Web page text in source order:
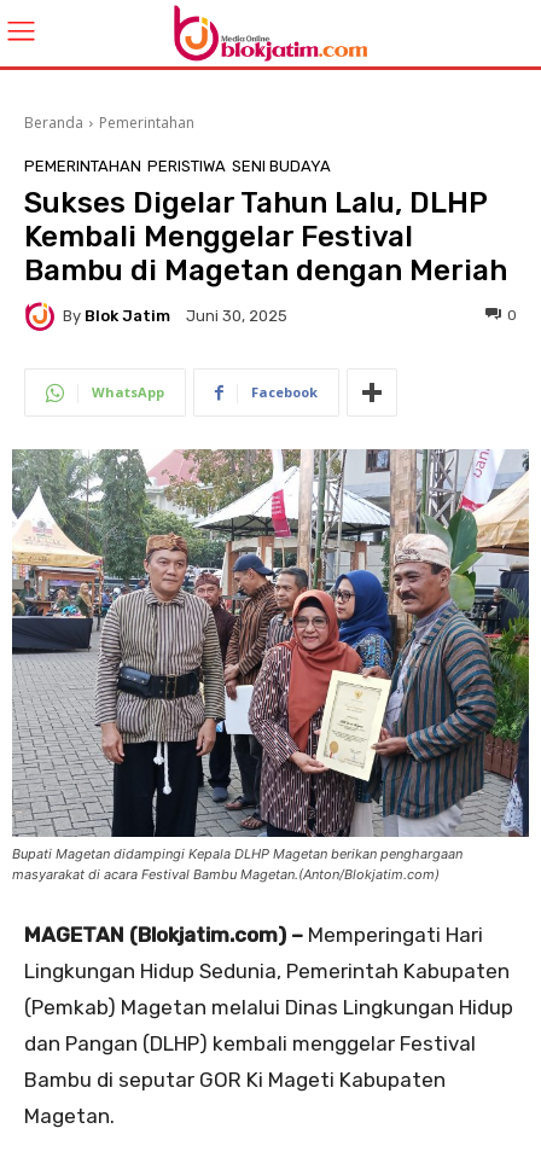
Beranda Pemerintahan
PEMERINTAHAN PERISTIWA SENI BUDAYA
Sukses Digelar Tahun Lalu, DLHP
Kembali Menggelar Festival
Bambu di Magetan dengan Meriah
By Blok Jatim Juni 30, 2025 0
WhatsApp Facebook
Bupati Magetan didampingi Kepala DLHP Magetan berikan penghargaan
masyarakat di acara Festival Bambu Magetan.(Anton/Blokjatim.com)
MAGETAN (Blokjatim.com) – Memperingati Hari
Lingkungan Hidup Sedunia, Pemerintah Kabupaten
(Pemkab) Magetan melalui Dinas Lingkungan Hidup
dan Pangan (DLHP) kembali menggelar Festival
Bambu di seputar GOR Ki Mageti Kabupaten
Magetan.